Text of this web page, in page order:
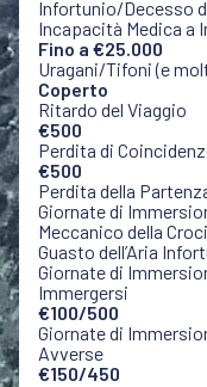
Infortunio/Decesso
Incapacità Medica a
Fino a €25.000
Uragani/Tifoni (e
Coperto
Ritardo del Viaggio
€500
Perdita di
€500
Perdita della
Giornate di
Meccanico della
Guasto dell’Aria
Giornate di
Immergersi
€100/500
Giornate di
Avverse
€150/450